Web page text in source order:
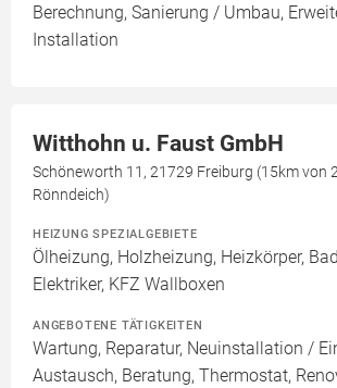
Berechnung, Sanierung / Umbau,
Installation
Witthohn u. Faust GmbH
Schöneworth 11, 21729 Freiburg (15km von
Rönndeich)
HEIZUNG SPEZIALGEBIETE
Ölheizung, Holzheizung, Heizkörper,
Elektriker, KFZ Wallboxen
ANGEBOTENE TÄTIGKEITEN
Wartung, Reparatur, Neuinstallation /
Austausch, Beratung, Thermostat,